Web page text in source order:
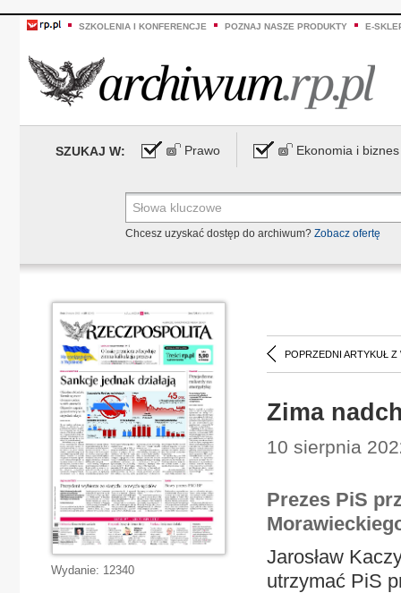
SZKOLENIA I KONFERENCJE POZNAJ NASZE PRODUKTY E-
SZUKAJ W: Prawo Ekonomia i biznes
Chcesz uzyskać dostęp do archiwum? Zobacz ofertę
POPRZEDNI ARTYKUŁ Z
Zima
10 sierpnia
Prezes PiS
Jarosław
utrzymać PiS
Wydanie: 12340